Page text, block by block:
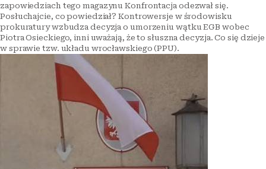
zapowiedziach tego magazynu Konfrontacja odezwał się.
Posłuchajcie, co powiedział? Kontrowersje w środowisku
prokuratury wzbudza decyzja o umorzeniu wątku EGB wobec
Piotra Osieckiego, inni uważają, że to słuszna decyzja. Co się dzieje
w sprawie tzw. układu wrocławskiego (PPU).